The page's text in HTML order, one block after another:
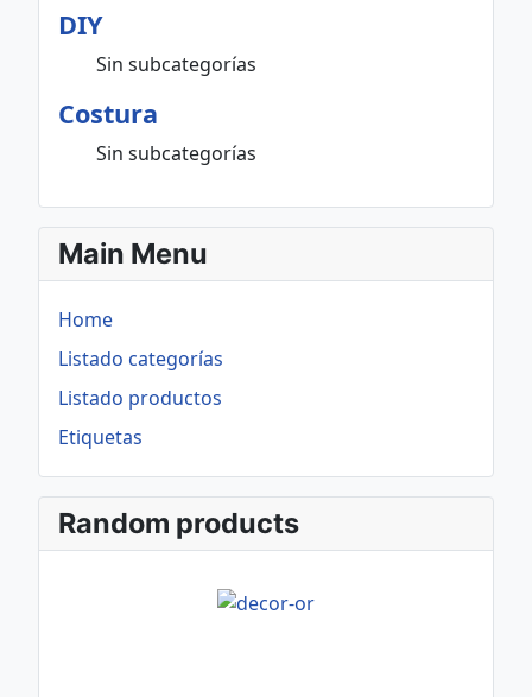
DIY
Sin subcategorías
Costura
Sin subcategorías
Main Menu
Home
Listado categorías
Listado productos
Etiquetas
Random products